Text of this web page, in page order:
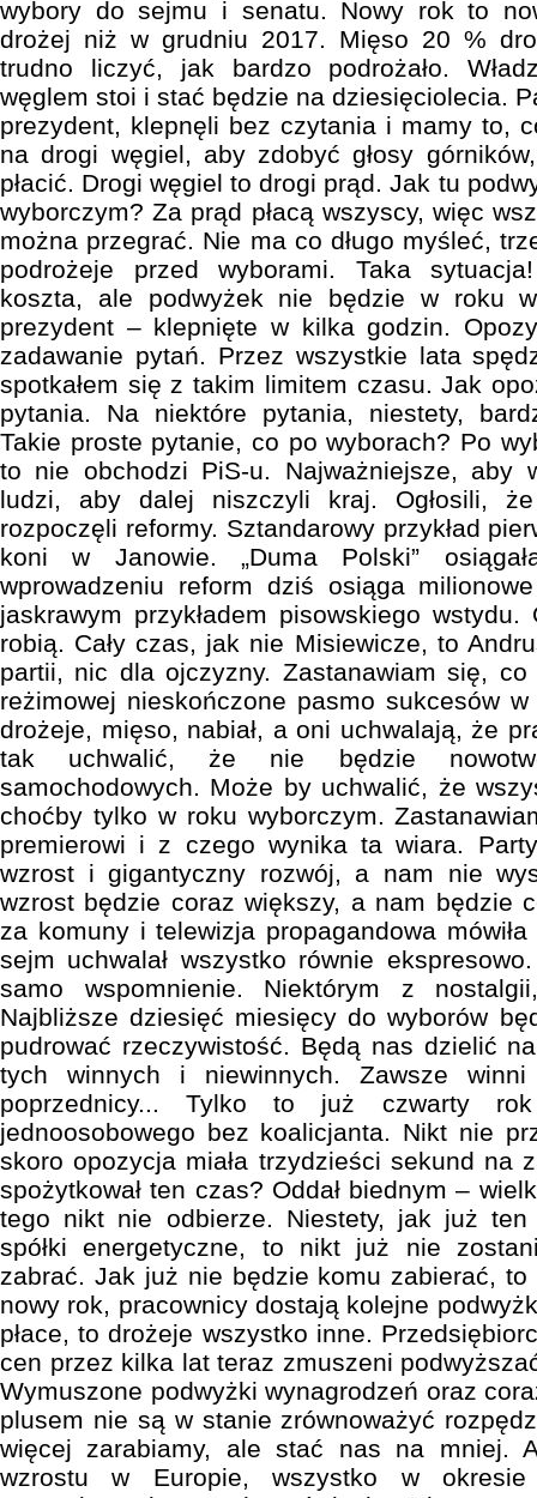
wybory do sejmu i senatu. Nowy rok to
drożej niż w grudniu 2017. Mięso 20 %
trudno liczyć, jak bardzo podrożało.
węglem stoi i stać będzie na dziesięciolecia.
prezydent, klepnęli bez czytania i mamy to,
na drogi węgiel, aby zdobyć głosy
płacić. Drogi węgiel to drogi prąd. Jak tu
wyborczym? Za prąd płacą wszyscy, więc
można przegrać. Nie ma co długo myśleć,
podrożeje przed wyborami. Taka
koszta, ale podwyżek nie będzie w roku
prezydent – klepnięte w kilka godzin.
zadawanie pytań. Przez wszystkie lata
spotkałem się z takim limitem czasu. Jak
pytania. Na niektóre pytania, niestety,
Takie proste pytanie, co po wyborach? Po
to nie obchodzi PiS-u. Najważniejsze, aby
ludzi, aby dalej niszczyli kraj. Ogłosili,
rozpoczęli reformy. Sztandarowy przykład
koni w Janowie. „Duma Polski”
wprowadzeniu reform dziś osiąga
jaskrawym przykładem pisowskiego
robią. Cały czas, jak nie Misiewicze, to
partii, nic dla ojczyzny. Zastanawiam się,
reżimowej nieskończone pasmo sukcesów
drożeje, mięso, nabiał, a oni uchwalają, że
tak uchwalić, że nie będzie
samochodowych. Może by uchwalić, że
choćby tylko w roku wyborczym.
premierowi i z czego wynika ta wiara.
wzrost i gigantyczny rozwój, a nam nie
wzrost będzie coraz większy, a nam będzie
za komuny i telewizja propagandowa
sejm uchwalał wszystko równie
samo wspomnienie. Niektórym z
Najbliższe dziesięć miesięcy do wyborów
pudrować rzeczywistość. Będą nas dzielić
tych winnych i niewinnych. Zawsze
poprzednicy... Tylko to już czwarty rok
jednoosobowego bez koalicjanta. Nikt nie
skoro opozycja miała trzydzieści sekund na
spożytkował ten czas? Oddał biednym –
tego nikt nie odbierze. Niestety, jak już ten
spółki energetyczne, to nikt już nie
zabrać. Jak już nie będzie komu zabierać,
nowy rok, pracownicy dostają kolejne
płace, to drożeje wszystko inne.
cen przez kilka lat teraz zmuszeni
Wymuszone podwyżki wynagrodzeń oraz
plusem nie są w stanie zrównoważyć
więcej zarabiamy, ale stać nas na mniej.
wzrostu w Europie, wszystko w okresie